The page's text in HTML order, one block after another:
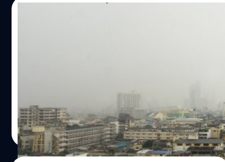
เริ่มส่งผลกระทบต่อสุขภาพจิตอีกด้วย การศึกษาวิจัยล่าสุด
ที่ทำการศึกษาข้อมูลจาก 60 ประเทศตลอดกว่า 37 ปี พบ
รายงานความเชื่อมโยงเกี่ยวกับความชื้นในอากาศ ที่เป็นผลก
ระทบจากสภาวะโลกร้อนนั้นทำให้สุขภาพจิตของประชากรมี
แนวโน้มแย่ลง และมีแนวโน้มที่จะเพิ่มความรุนแรงและความถี่
ในการฆ่าตัวตายของกลุ่มคนหนุ่มสาว โดยในการศึกษาครั้งนี้
ประภาส อยู่เย็น| 1723 days ago
Read More